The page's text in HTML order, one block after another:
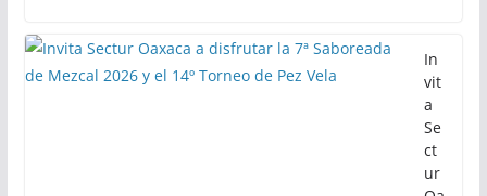
In
vit
a
Se
ct
ur